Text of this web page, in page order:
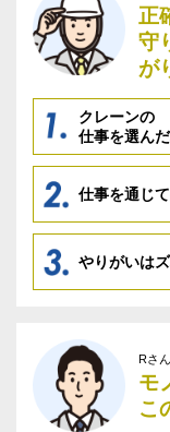
正
守
が
クレーンの
仕事を選ん
仕事を通じ
やりがいはズ
Rさ
モ
こ